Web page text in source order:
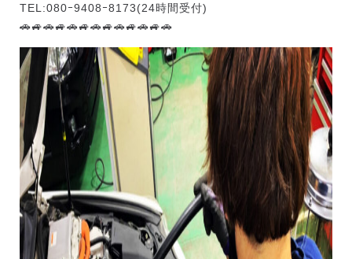
TEL:080ｰ9408ｰ8173(24時間受付)
🚗🚙🚗🚙🚗🚙🚗🚙🚗🚙🚗🚙🚗